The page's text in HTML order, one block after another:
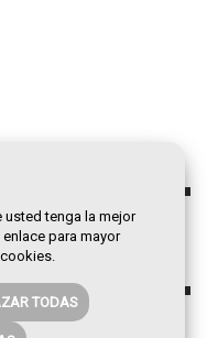
tenga la mejor
para mayor
.
TODAS